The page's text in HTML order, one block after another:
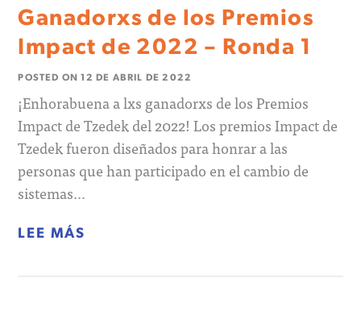
Ganadorxs de los Premios
Impact de 2022 – Ronda 1
POSTED ON12 DE ABRIL DE 2022
¡Enhorabuena a lxs ganadorxs de los Premios
Impact de Tzedek del 2022! Los premios Impact de
Tzedek fueron diseñados para honrar a las
personas que han participado en el cambio de
sistemas…
LEE MÁS